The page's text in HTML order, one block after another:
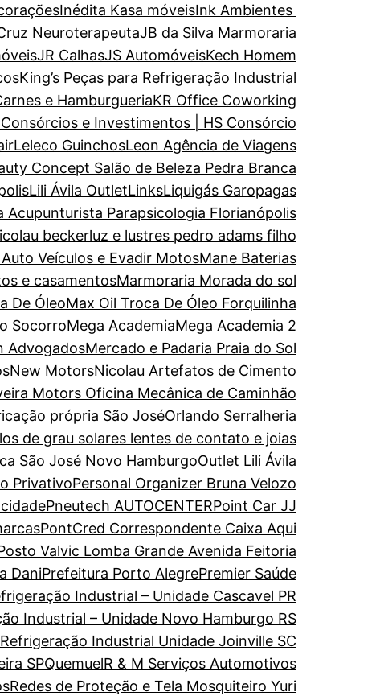
Inédita Kasa móveisInk Ambientes
NeuroterapeutaJB da Silva Marmoraria
JR CalhasJS AutomóveisKech Homem
King’s Peças para Refrigeração Industrial
e HamburgueriaKR Office Coworking
e Investimentos | HS Consórcio
Leleco GuinchosLeon Agência de Viagens
Concept Salão de Beleza Pedra Branca
Lili Ávila OutletLinksLiquigás Garopagas
Acupunturista Parapsicologia Florianópolis
beckerluz e lustres pedro adams filho
Veículos e Evadir MotosMane Baterias
e casamentosMarmoraria Morada do sol
De ÓleoMax Oil Troca De Óleo Forquilinha
SocorroMega AcademiaMega Academia 2
AdvogadosMercado e Padaria Praia do Sol
New MotorsNicolau Artefatos de Cimento
Motors Oficina Mecânica de Caminhão
própria São JoséOrlando Serralheria
de grau solares lentes de contato e joias
São José Novo HamburgoOutlet Lili Ávila
PrivativoPersonal Organizer Bruna Velozo
Pneutech AUTOCENTERPoint Car JJ
PontCred Correspondente Caixa Aqui
Valvic Lomba Grande Avenida Feitoria
DaniPrefeitura Porto AlegrePremier Saúde
Industrial – Unidade Cascavel PR
Industrial – Unidade Novo Hamburgo RS
Industrial Unidade Joinville SC
SPQuemuelR & M Serviços Automotivos
Redes de Proteção e Tela Mosquiteiro Yuri